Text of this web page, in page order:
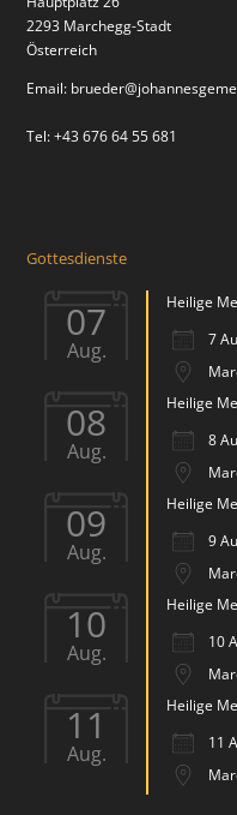
2293 Marchegg-Stadt
Österreich
Email:
Tel: +43 676 64 55 681
Gottesdienste
07
Aug.
Heilige
7
08
Aug.
Heilige
8
09
Aug.
Heilige
9
10
Aug.
Heilige
10
11
Aug.
Heilige
11